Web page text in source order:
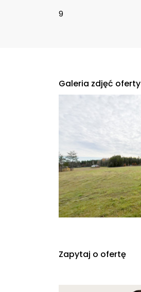
9
Galeria zdjęć oferty
Zapytaj o ofertę